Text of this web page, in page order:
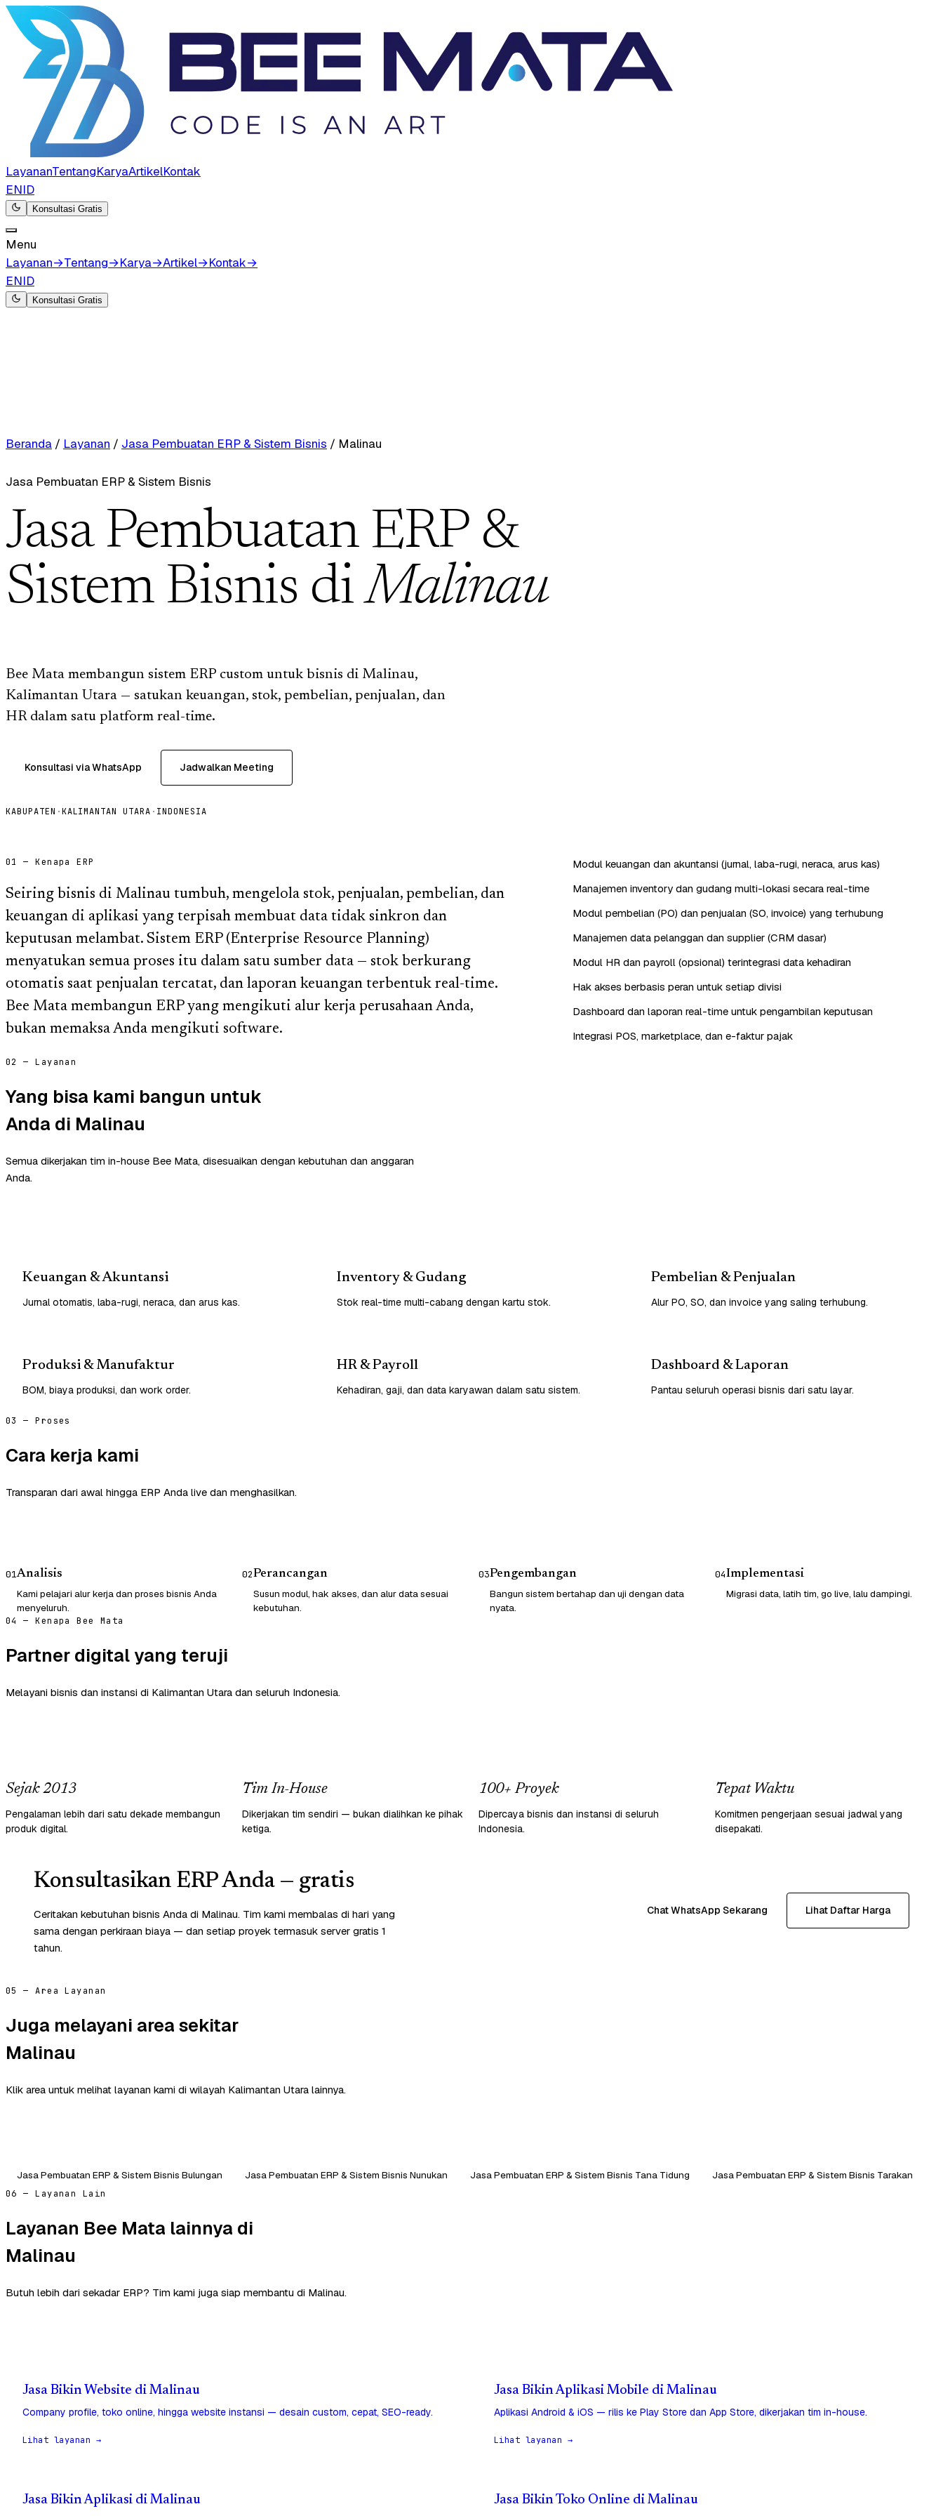
LayananTentangKaryaArtikelKontak
ENID
Konsultasi Gratis
Menu
Layanan→Tentang→Karya→Artikel→Kontak→
ENID
Konsultasi Gratis
Beranda / Layanan / Jasa Pembuatan ERP & Sistem Bisnis / Malinau
Jasa Pembuatan ERP & Sistem Bisnis
Jasa Pembuatan ERP &
Sistem Bisnis diMalinau
Bee Mata membangun sistem ERP custom untuk bisnis di Malinau,
Kalimantan Utara — satukan keuangan, stok, pembelian, penjualan, dan
HR dalam satu platform real-time.
Konsultasi via WhatsApp Jadwalkan Meeting
KABUPATEN ·KALIMANTAN UTARA · INDONESIA
01 — Kenapa ERP
Seiring bisnis di Malinau tumbuh, mengelola stok, penjualan, pembelian, dan
keuangan di aplikasi yang terpisah membuat data tidak sinkron dan
keputusan melambat. Sistem ERP (Enterprise Resource Planning)
menyatukan semua proses itu dalam satu sumber data — stok berkurang
otomatis saat penjualan tercatat, dan laporan keuangan terbentuk real-time.
Bee Mata membangun ERP yang mengikuti alur kerja perusahaan Anda,
bukan memaksa Anda mengikuti software.
Modul keuangan dan akuntansi (jurnal, laba-rugi, neraca, arus kas)
Manajemen inventory dan gudang multi-lokasi secara real-time
Modul pembelian (PO) dan penjualan (SO, invoice) yang terhubung
Manajemen data pelanggan dan supplier (CRM dasar)
Modul HR dan payroll (opsional) terintegrasi data kehadiran
Hak akses berbasis peran untuk setiap divisi
Dashboard dan laporan real-time untuk pengambilan keputusan
Integrasi POS, marketplace, dan e-faktur pajak
02 — Layanan
Yang bisa kami bangun untuk
Anda di Malinau
Semua dikerjakan tim in-house Bee Mata, disesuaikan dengan kebutuhan dan anggaran
Anda.
Keuangan & Akuntansi
Jurnal otomatis, laba-rugi, neraca, dan arus kas.
Inventory & Gudang
Stok real-time multi-cabang dengan kartu stok.
Pembelian & Penjualan
Alur PO, SO, dan invoice yang saling terhubung.
Produksi & Manufaktur
BOM, biaya produksi, dan work order.
HR & Payroll
Kehadiran, gaji, dan data karyawan dalam satu sistem.
Dashboard & Laporan
Pantau seluruh operasi bisnis dari satu layar.
03 — Proses
Cara kerja kami
Transparan dari awal hingga ERP Anda live dan menghasilkan.
01Analisis
Kami pelajari alur kerja dan proses bisnis Anda
menyeluruh.
02Perancangan
Susun modul, hak akses, dan alur data sesuai
kebutuhan.
03Pengembangan
Bangun sistem bertahap dan uji dengan data
nyata.
04Implementasi
Migrasi data, latih tim, go live, lalu dampingi.
04 — Kenapa Bee Mata
Partner digital yang teruji
Melayani bisnis dan instansi di Kalimantan Utara dan seluruh Indonesia.
Sejak 2013
Pengalaman lebih dari satu dekade membangun
produk digital.
Tim In-House
Dikerjakan tim sendiri — bukan dialihkan ke pihak
ketiga.
100+ Proyek
Dipercaya bisnis dan instansi di seluruh
Indonesia.
Tepat Waktu
Komitmen pengerjaan sesuai jadwal yang
disepakati.
Konsultasikan ERP Anda — gratis
Ceritakan kebutuhan bisnis Anda di Malinau. Tim kami membalas di hari yang
sama dengan perkiraan biaya — dan setiap proyek termasuk server gratis 1
tahun.
Chat WhatsApp Sekarang Lihat Daftar Harga
05 — Area Layanan
Juga melayani area sekitar
Malinau
Klik area untuk melihat layanan kami di wilayah Kalimantan Utara lainnya.
Jasa Pembuatan ERP & Sistem Bisnis Bulungan Jasa Pembuatan ERP & Sistem Bisnis Nunukan Jasa Pembuatan ERP & Sistem Bisnis Tana Tidung Jasa Pembuatan ERP & Sistem Bisnis Tarakan
06 — Layanan Lain
Layanan Bee Mata lainnya di
Malinau
Butuh lebih dari sekadar ERP? Tim kami juga siap membantu di Malinau.
Jasa Bikin Website di Malinau
Company profile, toko online, hingga website instansi — desain custom, cepat, SEO-ready.
Lihat layanan →
Jasa Bikin Aplikasi Mobile di Malinau
Aplikasi Android & iOS — rilis ke Play Store dan App Store, dikerjakan tim in-house.
Lihat layanan →
Jasa Bikin Aplikasi di Malinau Jasa Bikin Toko Online di Malinau